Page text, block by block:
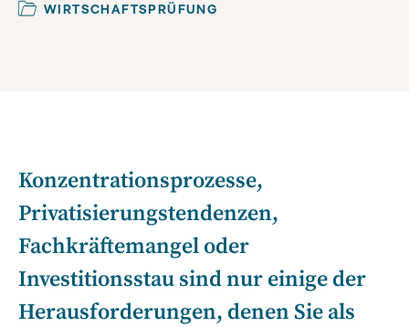
WIRTSCHAFTSPRÜFUNG
Konzentrationsprozesse,
Privatisierungstendenzen,
Fachkräftemangel oder
Investitionsstau sind nur einige der
Herausforderungen, denen Sie als